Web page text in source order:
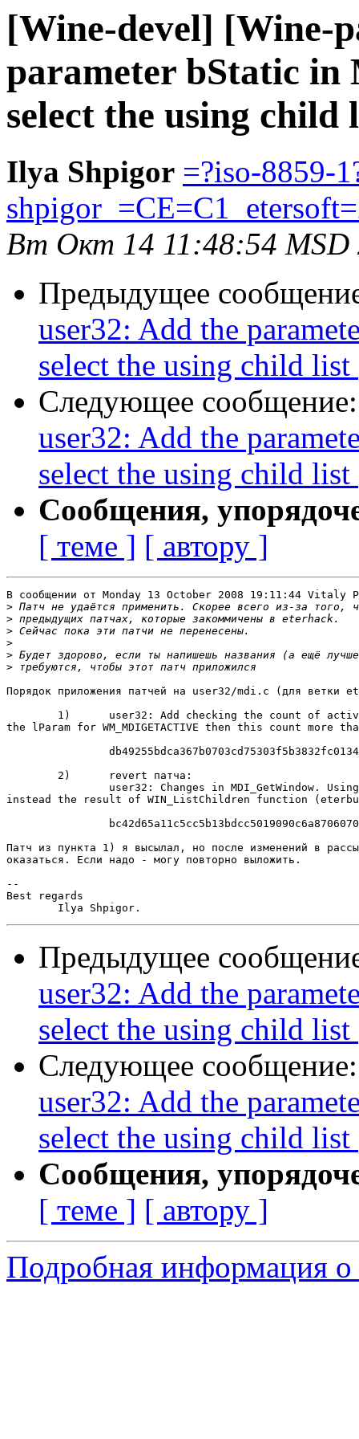
[Wine-devel] [Wine-
parameter bStatic
select the using child
Ilya Shpigor =?iso-8859-
Вт Окт 14 11:48:54 MSD
Предыдущее
user32: Add the
select the using child
Следующее
user32: Add the
select the using child
Сообщения,
[ теме ] [ автору ]
В сообщении от Monday 13 October 2008 19:11:44 Vitaly
>
>
>
>
>
>
Порядок приложения патчей на user32/mdi.c (для ветки
the lParam for WM_MDIGETACTIVE then this count more
instead the result of WIN_ListChildren function
Патч из пункта 1) я высылал, но после изменений в
оказаться. Если надо - могу повторно выложить.
--
Best regards
Предыдущее
user32: Add the
select the using child
Следующее
user32: Add the
select the using child
Сообщения,
[ теме ] [ автору ]
Подробная информация о